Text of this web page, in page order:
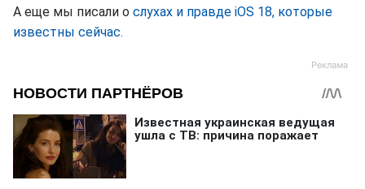
А еще мы писали о слухах и правде iOS 18, которые
известны сейчас.